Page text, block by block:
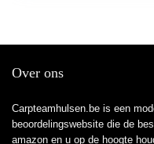
Over ons
Carpteamhulsen.be is een
beoordelingswebsite die de
amazon en u op de hoogte